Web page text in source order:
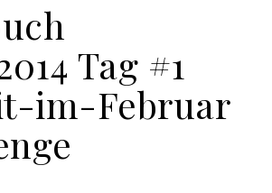
Tag #1
im-Februar